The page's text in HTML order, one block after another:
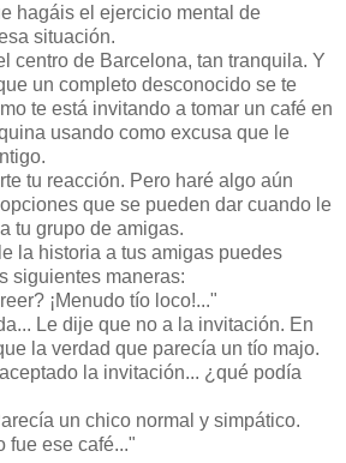
hagáis el ejercicio mental de
situación.
centro de Barcelona, tan tranquila. Y
un completo desconocido se te
te está invitando a tomar un café en
usando como excusa que le
tu reacción. Pero haré algo aún
que se pueden dar cuando le
tu grupo de amigas.
la historia a tus amigas puedes
siguientes maneras:
¡Menudo tío loco!..."
Le dije que no a la invitación. En
la verdad que parecía un tío majo.
la invitación... ¿qué podía
un chico normal y simpático.
fue ese café..."